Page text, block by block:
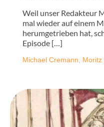
Weil unser Redakteur
mal wieder auf einem
herumgetrieben hat,
Episode […]
Michael Cremann Moritz